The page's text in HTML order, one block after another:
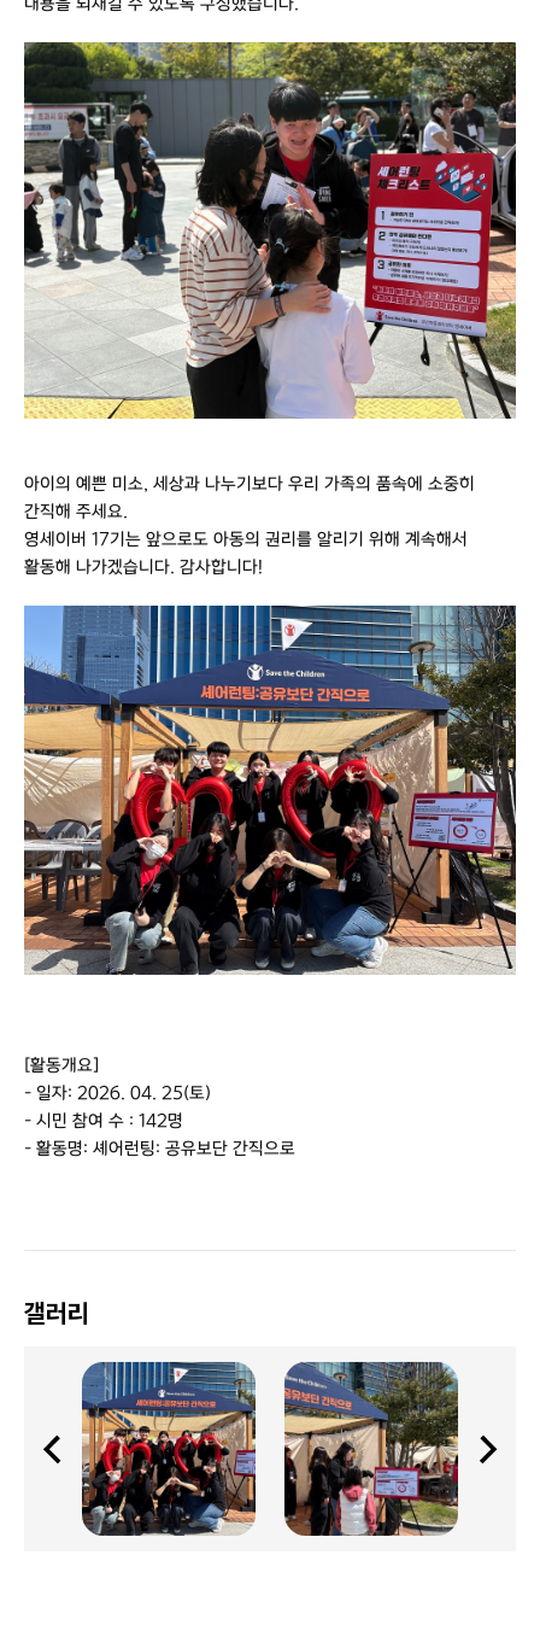
내용을 되새길 수 있도록 구성했습니다.
아이의 예쁜 미소, 세상과 나누기보다 우리 가족의 품속에 소중히
간직해 주세요.
영세이버 17기는 앞으로도 아동의 권리를 알리기 위해 계속해서
활동해 나가겠습니다. 감사합니다!
[활동개요]
- 일자: 2026. 04. 25(토)
- 시민 참여 수 : 142명
- 활동명: 셰어런팅: 공유보단 간직으로
갤러리